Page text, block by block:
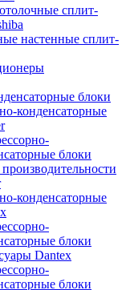
сплит-
настенные сплит-
блоки
конденсаторные
блоки
конденсаторные
блоки
Dantex
блоки